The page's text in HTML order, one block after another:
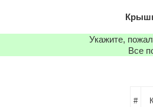
Укажите,
Все
#